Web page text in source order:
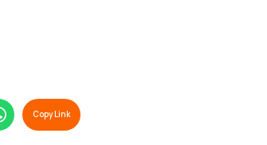
Copy Link